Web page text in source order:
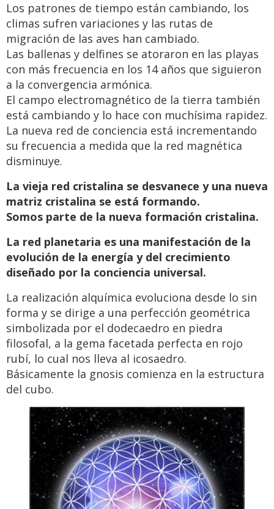
Los patrones de tiempo están cambiando, los
climas sufren variaciones y las rutas de
migración de las aves han cambiado.
Las ballenas y delfines se atoraron en las playas
con más frecuencia en los 14 años que siguieron
a la convergencia armónica.
El campo electromagnético de la tierra también
está cambiando y lo hace con muchísima rapidez.
La nueva red de conciencia está incrementando
su frecuencia a medida que la red magnética
disminuye.
La vieja red cristalina se desvanece y una nueva
matriz cristalina se está formando.
Somos parte de la nueva formación cristalina.
La red planetaria es una manifestación de la
evolución de la energía y del crecimiento
diseñado por la conciencia universal.
La realización alquímica evoluciona desde lo sin
forma y se dirige a una perfección geométrica
simbolizada por el dodecaedro en piedra
filosofal, a la gema facetada perfecta en rojo
rubí, lo cual nos lleva al icosaedro.
Básicamente la gnosis comienza en la estructura
del cubo.